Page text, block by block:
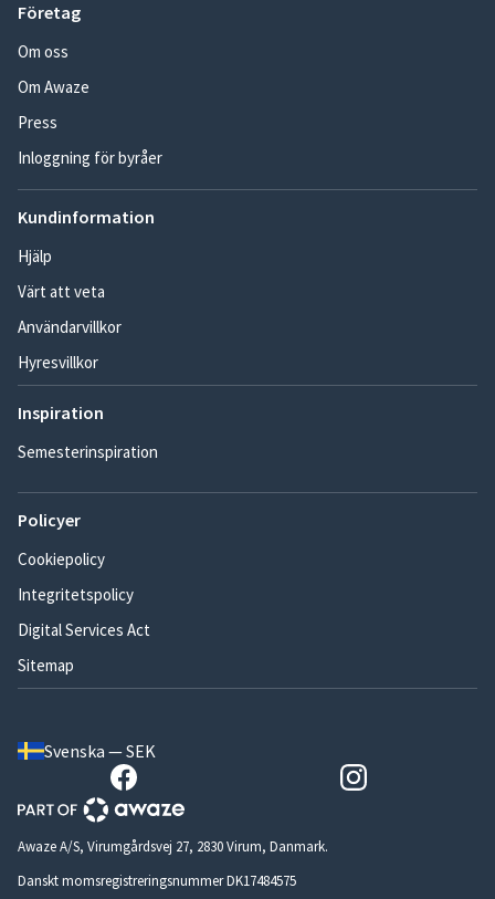
Företag
Om oss
Om Awaze
Press
Inloggning för byråer
Kundinformation
Hjälp
Värt att veta
Användarvillkor
Hyresvillkor
Inspiration
Semesterinspiration
Policyer
Cookiepolicy
Integritetspolicy
Digital Services Act
Sitemap
Svenska — SEK
Awaze A/S, Virumgårdsvej 27, 2830 Virum, Danmark.
Danskt momsregistreringsnummer DK17484575